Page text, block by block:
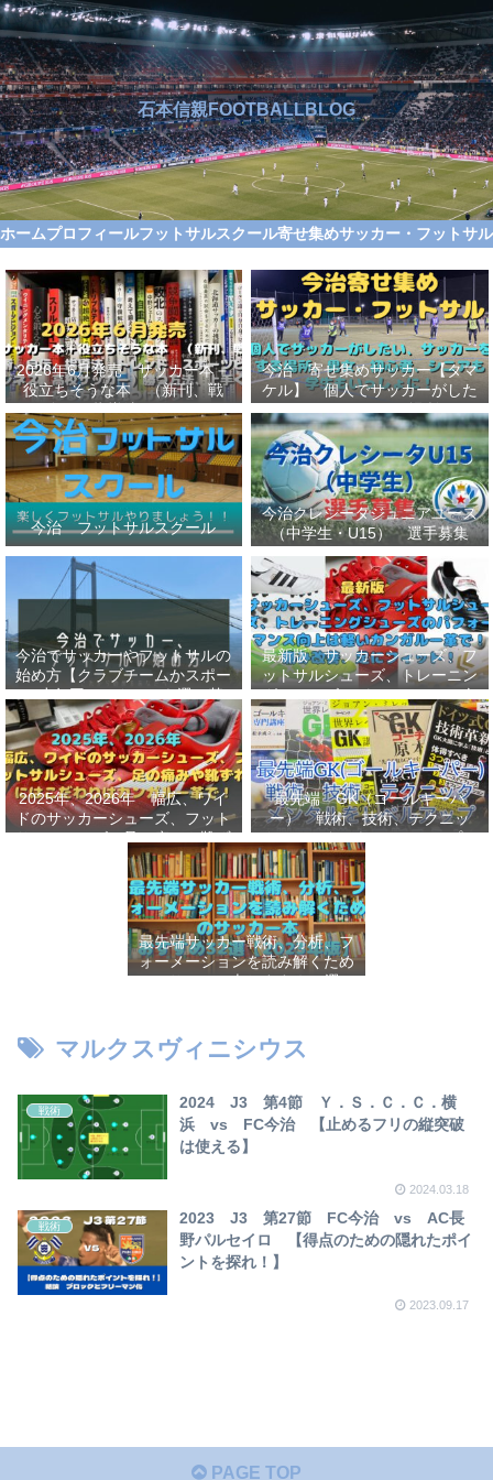
石本信親FOOTBALLBLOG
ホームプロフィールフットサルスクール寄せ集めサッカー・フット
2026年6月発売 サッカー本＋
役立ちそうな本 （新刊、戦
術、自伝、指導法、トレンド、
スポーツビジネス、高校サッカ
ー）勝つ方法、上手くなる方法
を見つけよう！
今治 寄せ集めサッカー【タマ
ケル】 個人でサッカーがした
い、サッカーをする場所、男
女、初心者、シニアも学生もい
っしょに！【タマケル】
今治 フットサルスクール
今治クレシータジュニアユース
（中学生・U15） 選手募集
今治でサッカーやフットサルの
始め方【クラブチームかスポー
ツ少年団かスクールを選ぶ基
準】小学生、幼児（年長・年
中）、サッカー
最新版 サッカーシューズ、フ
ットサルシューズ、トレーニン
グシューズのパフォーマンス向
上は軽いカンガルー革で！痛み
改善、足にフィット！
2025年、2026年 幅広、ワイ
ドのサッカーシューズ、フット
サルシューズ、足の痛みや靴ず
れにはこだわりはカンガルー革
で！
最先端 GK（ゴールキーパ
ー） 戦術、技術、テクニッ
ク、メンタルをレベルアップし
世界基準へ 練習メニューなど
選手、指導者おすすめ本 11
選
最先端サッカー戦術、分析、フ
ォーメーションを読み解くため
のサッカー本おすすめ32選
マルクスヴィニシウス
戦術
2024 J3 第4節 Ｙ．Ｓ．Ｃ．Ｃ．横
浜 vs FC今治 【止めるフリの縦突破
は使える】
2024.03.18
戦術
2023 J3 第27節 FC今治 vs AC長
野パルセイロ 【得点のための隠れたポイ
ントを探れ！】
2023.09.17
PAGE TOP